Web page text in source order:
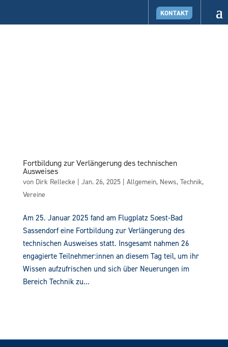
KONTAKT
Fortbildung zur Verlängerung des technischen
Ausweises
von Dirk Rellecke | Jan. 26, 2025| Allgemein, News, Technik,
Vereine
Am 25. Januar 2025 fand am Flugplatz Soest-Bad
Sassendorf eine Fortbildung zur Verlängerung des
technischen Ausweises statt. Insgesamt nahmen 26
engagierte Teilnehmer:innen an diesem Tag teil, um ihr
Wissen aufzufrischen und sich über Neuerungen im
Bereich Technik zu...